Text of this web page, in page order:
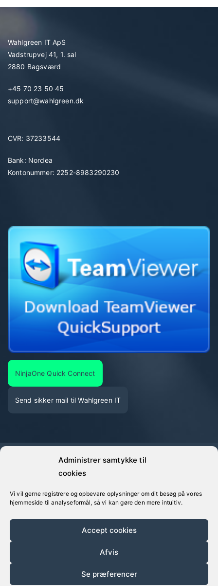
Administrer samtykke til
cookies
Vi vil gerne registrere og opbevare oplysninger om dit besøg på vores
hjemmeside til analyseformål, så vi kan gøre den mere intuitiv.
Accept cookies
Afvis
Se præferencer
Wahlgreen IT ApS
Vadstrupvej 41, 1. sal
2880 Bagsværd
+45 70 23 50 45
support@wahlgreen.dk
CVR: 37233544
Bank: Nordea
Kontonummer: 2252-8983290230
NinjaOne Quick Connect
Send sikker mail til Wahlgreen IT
Wahlgreen IT· Alle oplyste priser er eksklusive moms
Cookie- og Persondatapolitik